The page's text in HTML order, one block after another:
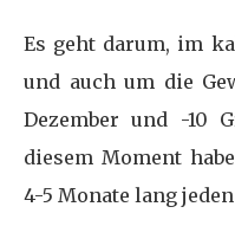
Es geht darum, im
und auch um die
Dezember und -10
diesem Moment
4-5 Monate lang